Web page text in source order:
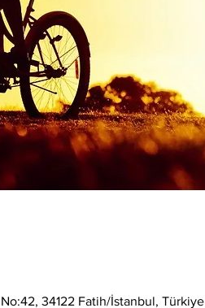
34122 Fatih/İstanbul, Türkiye